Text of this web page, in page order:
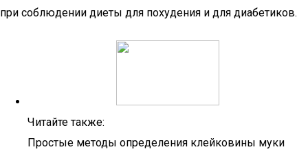
при соблюдении диеты для похудения и для диабетиков.
Читайте также:
Простые методы определения клейковины муки